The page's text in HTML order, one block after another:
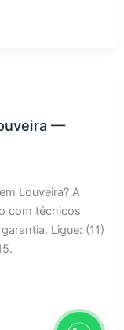
—
Louveira? A
com técnicos
Ligue: (11)